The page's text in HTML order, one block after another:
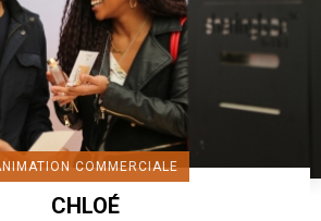
COMMERCIALE
CHLOÉ